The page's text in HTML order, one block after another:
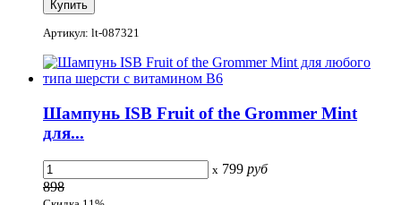
Артикул: lt-087321
Шампунь ISB Fruit of the Grommer Mint
для...
x 799 руб
898